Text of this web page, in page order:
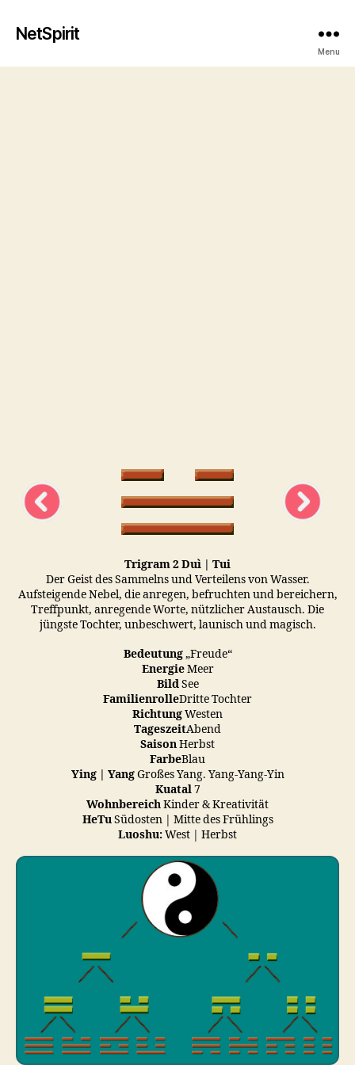
NetSpirit
Menu
Trigram 2 Duì | Tui
Der Geist des Sammelns und Verteilens von Wasser.
Aufsteigende Nebel, die anregen, befruchten und bereichern,
Treffpunkt, anregende Worte, nützlicher Austausch. Die
jüngste Tochter, unbeschwert, launisch und magisch.
Bedeutung„Freude“
EnergieMeer
BildSee
FamilienrolleDritte Tochter
RichtungWesten
TageszeitAbend
SaisonHerbst
FarbeBlau
Ying | YangGroßes Yang. Yang-Yang-Yin
Kuatal7
WohnbereichKinder & Kreativität
HeTuSüdosten | Mitte des Frühlings
Luoshu:West | Herbst